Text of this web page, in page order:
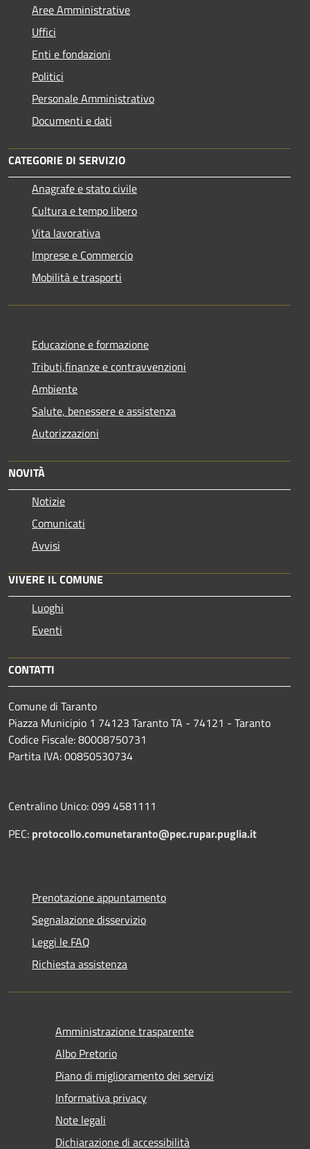
Aree Amministrative
Uffici
Enti e fondazioni
Politici
Personale Amministrativo
Documenti e dati
CATEGORIE DI SERVIZIO
Anagrafe e stato civile
Cultura e tempo libero
Vita lavorativa
Imprese e Commercio
Mobilità e trasporti
Educazione e formazione
Tributi,finanze e contravvenzioni
Ambiente
Salute, benessere e assistenza
Autorizzazioni
NOVITÀ
Notizie
Comunicati
Avvisi
VIVERE IL COMUNE
Luoghi
Eventi
CONTATTI
Comune di Taranto
Piazza Municipio 1 74123 Taranto TA - 74121 - Taranto
Codice Fiscale: 80008750731
Partita IVA: 00850530734
Centralino Unico: 099 4581111
PEC: protocollo.comunetaranto@pec.rupar.puglia.it
Prenotazione appuntamento
Segnalazione disservizio
Leggi le FAQ
Richiesta assistenza
Amministrazione trasparente
Albo Pretorio
Piano di miglioramento dei servizi
Informativa privacy
Note legali
Dichiarazione di accessibilità